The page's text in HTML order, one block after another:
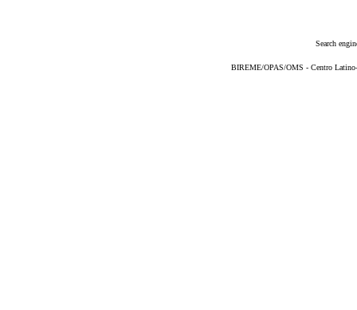
Search
BIREME/OPAS/OMS - Centro Latino-